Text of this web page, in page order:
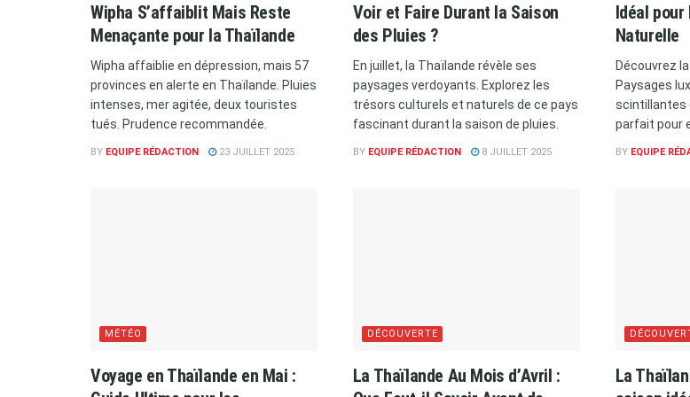
Wipha S’affaiblit Mais Reste
Menaçante pour la Thaïlande
Wipha affaiblie en dépression, mais 57
provinces en alerte en Thaïlande. Pluies
intenses, mer agitée, deux touristes
tués. Prudence recommandée.
BY EQUIPE RÉDACTION 23 JUILLET 2025
Voir et Faire Durant la Saison
des Pluies ?
En juillet, la Thaïlande révèle ses
paysages verdoyants. Explorez les
trésors culturels et naturels de ce pays
fascinant durant la saison de pluies.
BY EQUIPE RÉDACTION 8 JUILLET 2025
Idéal pour
Naturelle
Découvrez
Paysages
scintillantes
parfait pour
BY EQUIPE
MÉTÉO
Voyage en Thaïlande en Mai :
DÉCOUVERTE
La Thaïlande Au Mois d’Avril :
La